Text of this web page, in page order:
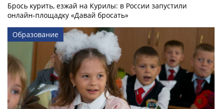
Брось курить, езжай на Курилы: в России запустили
онлайн-­площадку «Давай бросать»
Образование